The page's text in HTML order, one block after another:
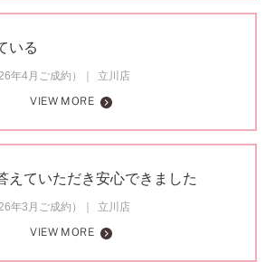
いる
4月ご成約）
立川店
VIEW MORE
えていただき安心できました
3月ご成約）
立川店
VIEW MORE